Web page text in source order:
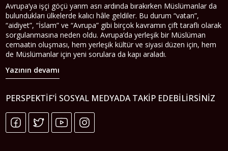
Avrupa’ya işçi göçü yarım asrı ardında bırakırken Müslümanlar da
bulundukları ülkelerde kalıcı hâle geldiler. Bu durum “vatan”,
“aidiyet”, “İslam” ve “Avrupa” gibi birçok kavramın çift taraflı olarak
sorgulanmasına neden oldu. Avrupa’da yerleşik bir Müslüman
cemaatin oluşması, hem yerleşik kültür ve siyasi düzen için, hem
de Müslümanlar için yeni sorulara da kapı araladı.
Yazının devamı
PERSPEKTIF’I SOSYAL MEDYADA TAKIP EDEBILIRSINIZ